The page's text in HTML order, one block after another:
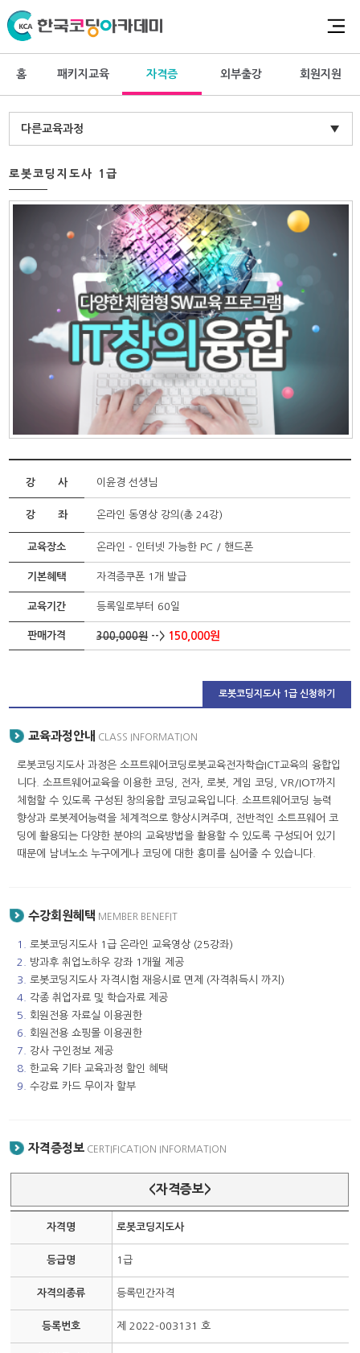
홈 패키지교육 자격증 외부출강 회원지원
다른교육과정 ▼
로봇코딩지도사 1급
강 사 이윤경 선생님
강 좌 온라인 동영상 강의(총 24강)
교육장소 온라인 - 인터넷 가능한 PC / 핸드폰
기본혜택 자격증쿠폰 1개 발급
교육기간 등록일로부터 60일
판매가격 300,000원--> 150,000원
로봇코딩지도사 1급 신청하기
교육과정안내 CLASS INFORMATION
로봇코딩지도사 과정은 소프트웨어코딩로봇교육전자학습ICT교육의 융합입
니다. 소프트웨어교육을 이용한 코딩, 전자, 로봇, 게임 코딩, VR/IOT까지
체험할 수 있도록 구성된 창의융합 코딩교육입니다. 소프트웨어코딩 능력
향상과 로봇제어능력을 체계적으로 향상시켜주며, 전반적인 소트프웨어 코
딩에 활용되는 다양한 분야의 교육방법을 활용할 수 있도록 구성되어 있기
때문에 남녀노소 누구에게나 코딩에 대한 흥미를 심어줄 수 있습니다.
수강회원혜택 MEMBER BENEFIT
1.
로봇코딩지도사 1급 온라인 교육영상 (25강좌)
2.
방과후 취업노하우 강좌 1개월 제공
3.
로봇코딩지도사 자격시험 재응시료 면제 (자격취득시 까지)
4.
각종 취업자료 및 학습자료 제공
5.
회원전용 자료실 이용권한
6.
회원전용 쇼핑몰 이용권한
7.
강사 구인정보 제공
8.
한교육 기타 교육과정 할인 혜택
9.
수강료 카드 무이자 할부
자격증정보 CERTIFICATION INFORMATION
<자격증보>
자격명 로봇코딩지도사
등급명 1급
자격의종류 등록민간자격
등록번호 제 2022-003131 호